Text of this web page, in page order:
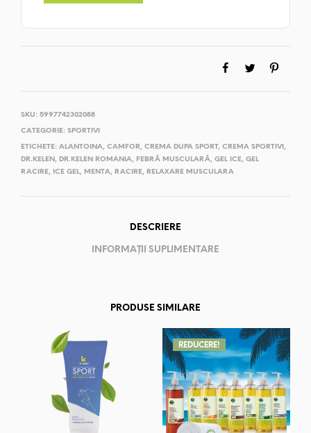
SKU: 5997742302088
CATEGORIE: SPORTIVI
ETICHETE: ALANTOINA, CAMFOR, CREMA DUPA SPORT, CREMA SPORTIVI ,
DR.KELEN , DR.KELEN ROMANIA, FEBRĂ MUSCULARĂ, GEL ICE, GEL
RACIRE, ICE GEL, MENTA, RACIRE, RELAXARE MUSCULARA
DESCRIERE
INFORMAȚII SUPLIMENTARE
PRODUSE SIMILARE
REDUCERE!